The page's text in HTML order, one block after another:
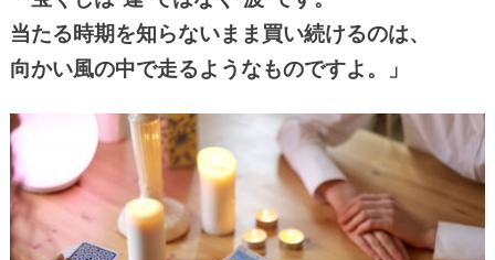
当たる時期を知らないまま買い続けるのは、
向かい風の中で走るようなものですよ。」